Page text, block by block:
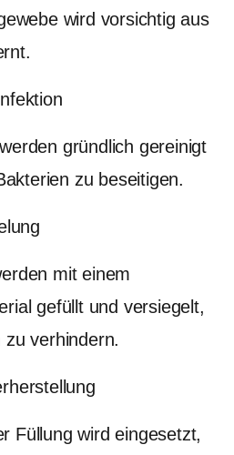
wird vorsichtig aus
gründlich gereinigt
zu beseitigen.
mit einem
gefüllt und versiegelt,
verhindern.
Füllung wird eingesetzt,